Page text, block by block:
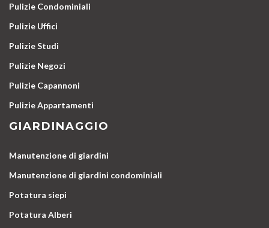
Pulizie Condominiali
Pulizie Uffici
Pulizie Studi
Pulizie Negozi
Pulizie Capannoni
Pulizie Appartamenti
GIARDINAGGIO
Manutenzione di giardini
Manutenzione di giardini condominiali
Potatura siepi
Potatura Alberi